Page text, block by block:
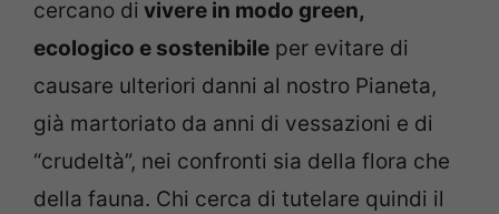
cercano di vivere in modo green,
ecologico e sostenibile per evitare di
causare ulteriori danni al nostro Pianeta,
già martoriato da anni di vessazioni e di
“crudeltà”, nei confronti sia della flora che
della fauna. Chi cerca di tutelare quindi il